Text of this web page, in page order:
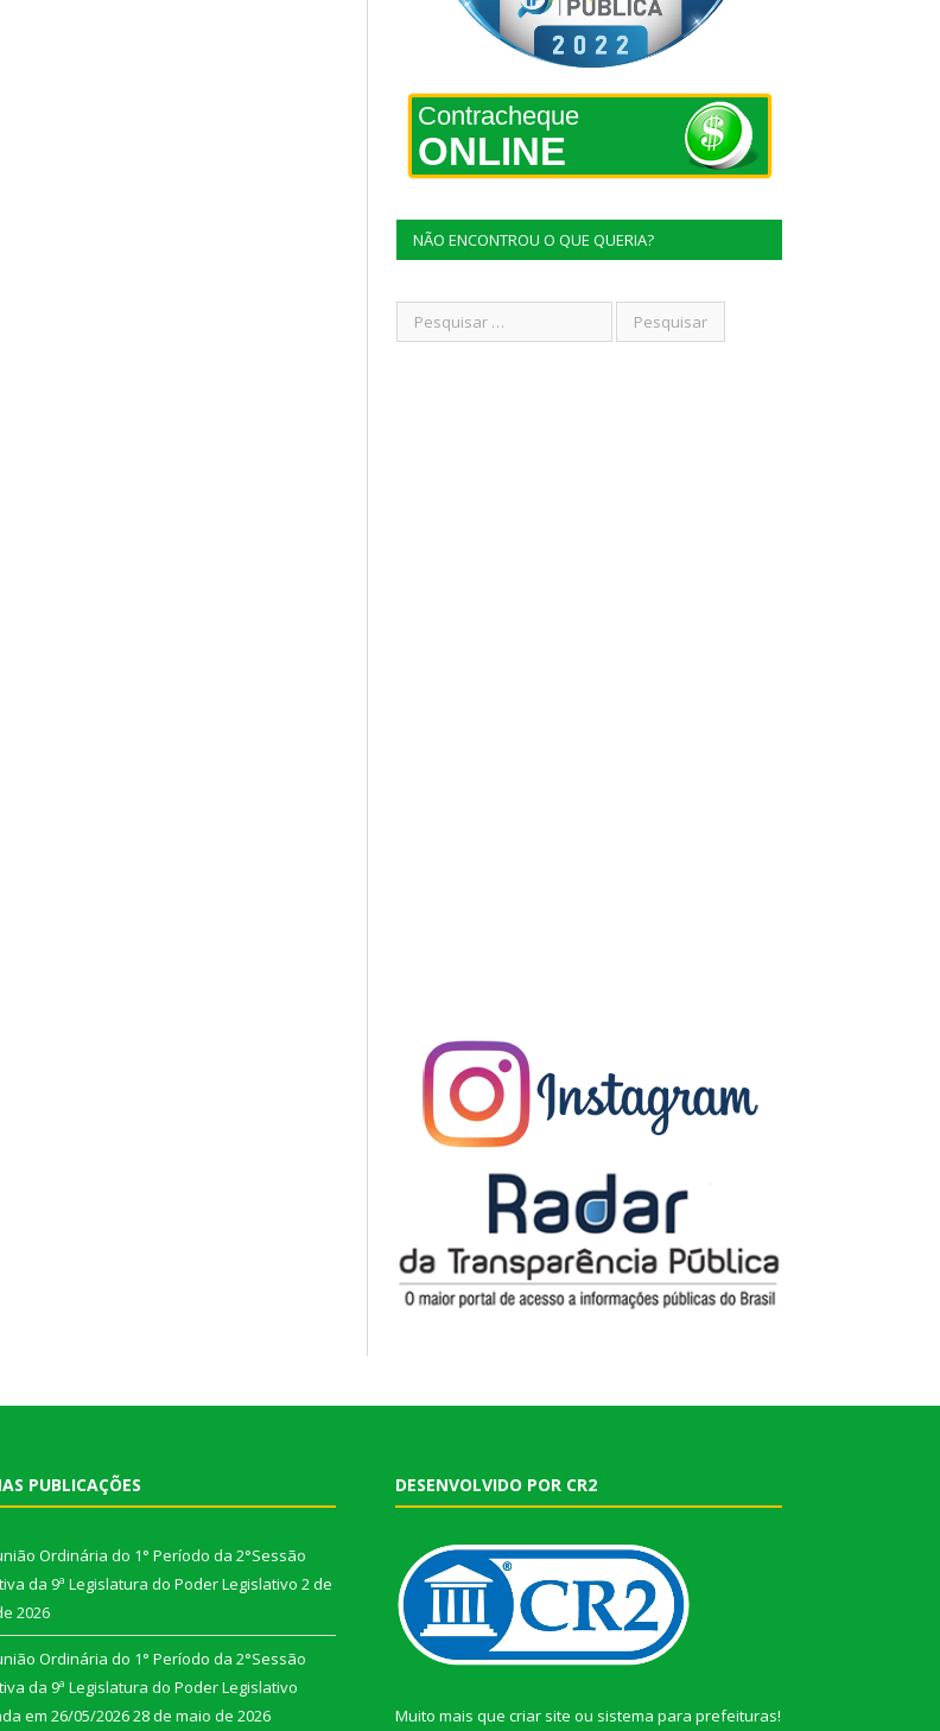
Contracheque
ONLINE
NÃO ENCONTROU O QUE QUERIA?
PUBLICAÇÕES
Ordinária do 1° Período da 2°Sessão
da 9ª Legislatura do Poder Legislativo 2 de
2026
Ordinária do 1° Período da 2°Sessão
da 9ª Legislatura do Poder Legislativo
em 26/05/202628 de maio de 2026
DESENVOLVIDO POR CR2
Muito mais que criar site ou sistema para prefeituras!